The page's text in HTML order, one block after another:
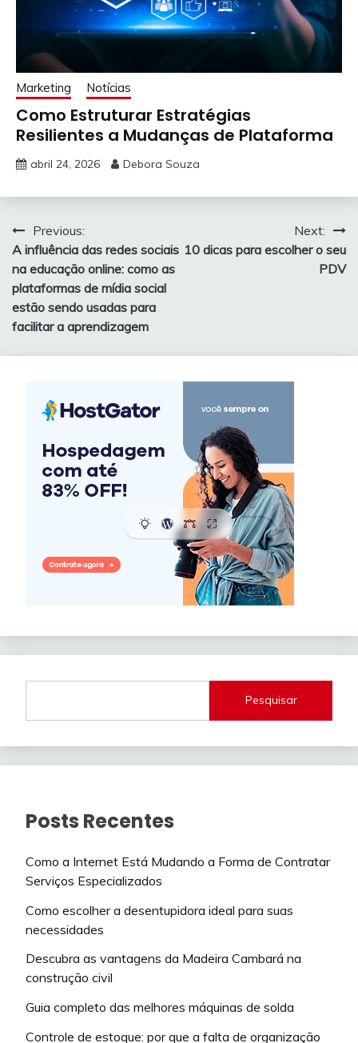
Marketing Notícias
Como Estruturar Estratégias
Resilientes a Mudanças de Plataforma
abril 24, 2026 Debora Souza
Navegação
de
Post
Previous:
A influência das redes sociais
na educação online: como as
plataformas de mídia social
estão sendo usadas para
facilitar a aprendizagem
Next:
10 dicas para escolher o seu
PDV
Pesquisar
Posts Recentes
Como a Internet Está Mudando a Forma de Contratar
Serviços Especializados
Como escolher a desentupidora ideal para suas
necessidades
Descubra as vantagens da Madeira Cambará na
construção civil
Guia completo das melhores máquinas de solda
Controle de estoque: por que a falta de organização